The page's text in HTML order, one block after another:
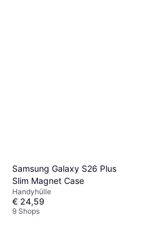
Samsung Galaxy S26 Plus
Slim Magnet Case
Handyhülle
€ 24,59
9 Shops